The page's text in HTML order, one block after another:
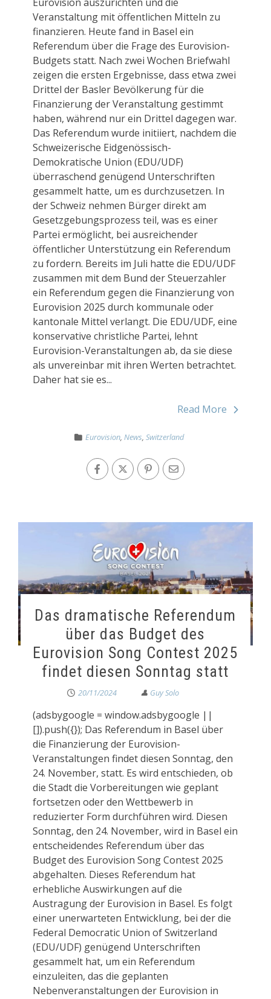
Veranstaltung mit öffentlichen Mitteln zu
finanzieren. Heute fand in Basel ein
Referendum über die Frage des Eurovision-
Budgets statt. Nach zwei Wochen Briefwahl
zeigen die ersten Ergebnisse, dass etwa zwei
Drittel der Basler Bevölkerung für die
Finanzierung der Veranstaltung gestimmt
haben, während nur ein Drittel dagegen war.
Das Referendum wurde initiiert, nachdem die
Schweizerische Eidgenössisch-
Demokratische Union (EDU/UDF)
überraschend genügend Unterschriften
gesammelt hatte, um es durchzusetzen. In
der Schweiz nehmen Bürger direkt am
Gesetzgebungsprozess teil, was es einer
Partei ermöglicht, bei ausreichender
öffentlicher Unterstützung ein Referendum
zu fordern. Bereits im Juli hatte die EDU/UDF
zusammen mit dem Bund der Steuerzahler
ein Referendum gegen die Finanzierung von
Eurovision 2025 durch kommunale oder
kantonale Mittel verlangt. Die EDU/UDF, eine
konservative christliche Partei, lehnt
Eurovision-Veranstaltungen ab, da sie diese
als unvereinbar mit ihren Werten betrachtet.
Daher hat sie es...
Read More
Eurovision,News,Switzerland
Das dramatische Referendum
über das Budget des
Eurovision Song Contest 2025
findet diesen Sonntag statt
20/11/2024
(adsbygoogle = window.adsbygoogle ||
[]).push({}); Das Referendum in Basel über
die Finanzierung der Eurovision-
Veranstaltungen findet diesen Sonntag, den
24. November, statt. Es wird entschieden, ob
die Stadt die Vorbereitungen wie geplant
fortsetzen oder den Wettbewerb in
reduzierter Form durchführen wird. Diesen
Sonntag, den 24. November, wird in Basel ein
entscheidendes Referendum über das
Budget des Eurovision Song Contest 2025
abgehalten. Dieses Referendum hat
erhebliche Auswirkungen auf die
Austragung der Eurovision in Basel. Es folgt
einer unerwarteten Entwicklung, bei der die
Federal Democratic Union of Switzerland
(EDU/UDF) genügend Unterschriften
gesammelt hat, um ein Referendum
einzuleiten, das die geplanten
Nebenveranstaltungen der Eurovision in